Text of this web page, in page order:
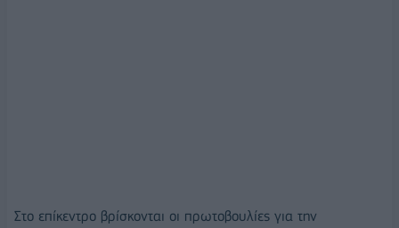
Στο επίκεντρο βρίσκονται οι πρωτοβουλίες για την